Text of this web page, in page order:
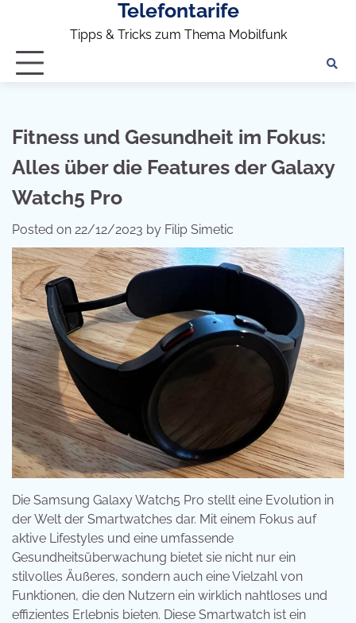
Telefontarife
Tipps & Tricks zum Thema Mobilfunk
Fitness und Gesundheit im Fokus:
Alles über die Features der Galaxy
Watch5 Pro
Posted on 22/12/2023 by Filip Simetic
Die Samsung Galaxy Watch5 Pro stellt eine Evolution in
der Welt der Smartwatches dar. Mit einem Fokus auf
aktive Lifestyles und eine umfassende
Gesundheitsüberwachung bietet sie nicht nur ein
stilvolles Äußeres, sondern auch eine Vielzahl von
Funktionen, die den Nutzern ein wirklich nahtloses und
effizientes Erlebnis bieten. Diese Smartwatch ist ein